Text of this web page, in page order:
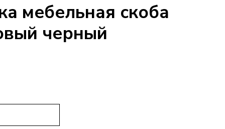
мебельная скоба
черный